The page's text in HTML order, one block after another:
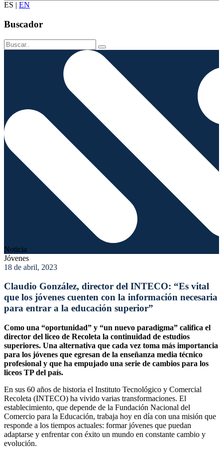
ES | EN
Buscador
Noticia
Jóvenes
18 de abril, 2023
Claudio González, director del INTECO: “Es vital
que los jóvenes cuenten con la información necesaria
para entrar a la educación superior”
Como una “oportunidad” y “un nuevo paradigma” califica el
director del liceo de Recoleta la continuidad de estudios
superiores. Una alternativa que cada vez toma más importancia
para los jóvenes que egresan de la enseñanza media técnico
profesional y que ha empujado una serie de cambios para los
liceos TP del país.
En sus 60 años de historia el Instituto Tecnológico y Comercial
Recoleta (INTECO) ha vivido varias transformaciones. El
establecimiento, que depende de la Fundación Nacional del
Comercio para la Educación, trabaja hoy en día con una misión que
responde a los tiempos actuales: formar jóvenes que puedan
adaptarse y enfrentar con éxito un mundo en constante cambio y
evolución.